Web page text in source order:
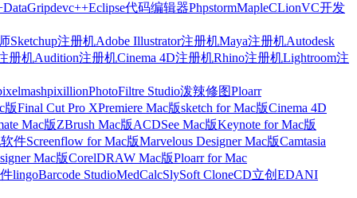
DataGripdevc++Eclipse代码编辑器PhpstormMapleCLionVC开发
Sketchup注册机Adobe Illustrator注册机Maya注册机Autodesk
册机Audition注册机Cinema 4D注册机Rhino注册机Lightroom注
pixillionPhotoFiltre Studio泼辣修图Ploarr
版Final Cut Pro XPremiere Mac版sketch for Mac版Cinema 4D
Mac版ZBrush Mac版ACDSee Mac版Keynote for Mac版
件Screenflow for Mac版Marvelous Designer Mac版Camtasia
Mac版CorelDRAW Mac版Ploarr for Mac
lingoBarcode StudioMedCalcSlySoft CloneCD立创EDANI